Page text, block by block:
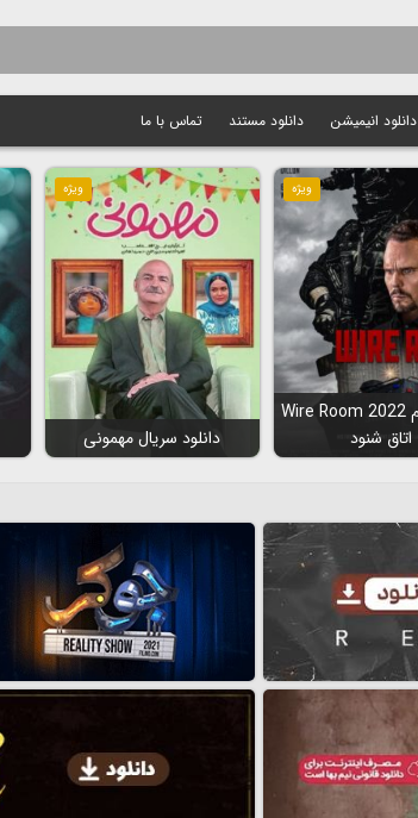
دانلود انیمیشن دانلود مستند تماس با ما
ویژه
دانلود فیلم Wire Room 2022
اتاق شنود
ویژه
دانلود سریال مهمونی